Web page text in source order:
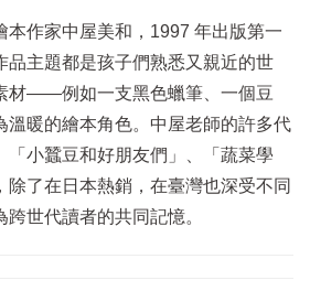
本作家中屋美和，1997 年出版第一
品主題都是孩子們熟悉又親近的世
材——例如一支黑色蠟筆、一個豆
溫暖的繪本角色。中屋老師的許多代
「小蠶豆和好朋友們」、「蔬菜學
除了在日本熱銷，在臺灣也深受不同
世代讀者的共同記憶。